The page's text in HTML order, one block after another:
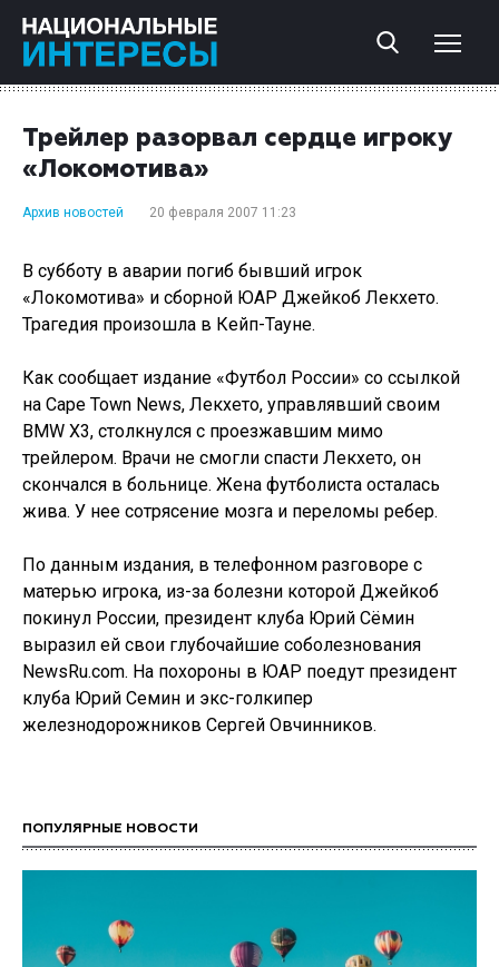
Трейлер разорвал сердце игроку
«Локомотива»
Архив новостей 20 февраля 2007 11:23
В субботу в аварии погиб бывший игрок
«Локомотива» и сборной ЮАР Джейкоб Лекхето.
Трагедия произошла в Кейп-Тауне.
Как сообщает издание «Футбол России» со ссылкой
на Cape Town News, Лекхето, управлявший своим
BMW X3, столкнулся с проезжавшим мимо
трейлером. Врачи не смогли спасти Лекхето, он
скончался в больнице. Жена футболиста осталась
жива. У нее сотрясение мозга и переломы ребер.
По данным издания, в телефонном разговоре с
матерью игрока, из-за болезни которой Джейкоб
покинул России, президент клуба Юрий Сёмин
выразил ей свои глубочайшие соболезнования
NewsRu.com. На похороны в ЮАР поедут президент
клуба Юрий Семин и экс-голкипер
железнодорожников Сергей Овчинников.
ПОПУЛЯРНЫЕ НОВОСТИ